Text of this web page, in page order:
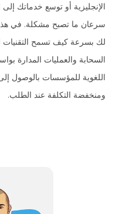
الإنجليزية أو توسع خدماتك إلى
سرعان ما تصبح مشكلة. في
لك بسرعة كيف تسمح التقنيات
السحابة والعمليات المدارة
اللغوية للمؤسسات بالوصول
ومنخفضة التكلفة عند الطلب.